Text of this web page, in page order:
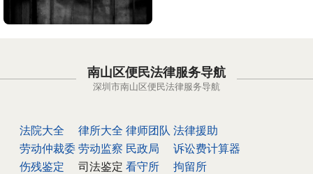
南山区便民法律服务导航
深圳市南山区便民法律服务导航
法院大全 律所大全 律师团队 法律援助
劳动仲裁委 劳动监察 民政局
诉讼费计算器
伤残鉴定
司法鉴定 看守所 拘留所